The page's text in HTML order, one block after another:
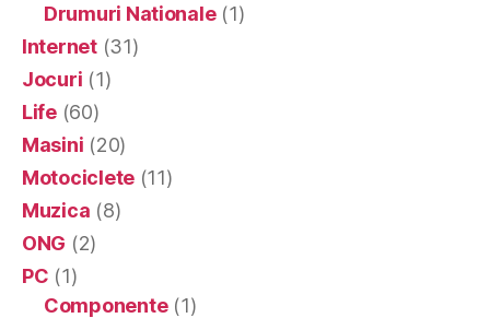
Drumuri Nationale(1)
Internet(31)
Jocuri (1)
Life(60)
Masini (20)
Motociclete (11)
Muzica (8)
ONG (2)
PC (1)
Componente(1)